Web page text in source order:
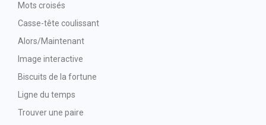
Mots croisés
Casse-tête coulissant
Alors/Maintenant
Image interactive
Biscuits de la fortune
Ligne du temps
Trouver une paire